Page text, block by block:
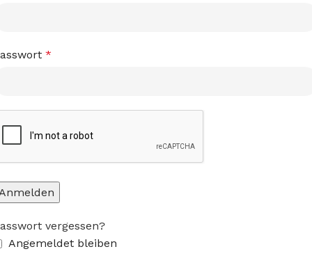
*
vergessen?
Angemeldet bleiben